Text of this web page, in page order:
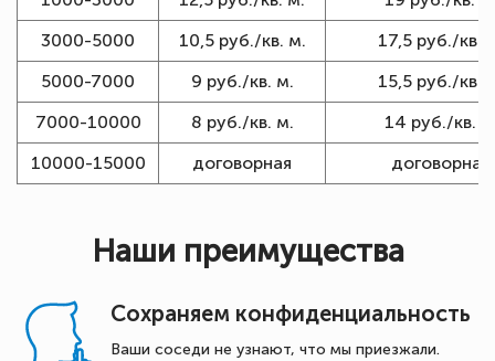
3000-5000
10,5 руб./кв. м.
17,5 руб./кв.
5000-7000
9 руб./кв. м.
15,5 руб./кв.
7000-10000
8 руб./кв. м.
14 руб./кв.
10000-15000
договорная договорная
Наши преимущества
Сохраняем конфиденциальность
Ваши соседи не узнают, что мы приезжали.